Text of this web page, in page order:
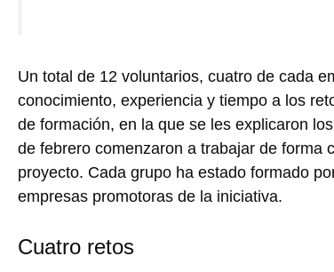
Un total de 12 voluntarios, cuatro de cada
conocimiento, experiencia y tiempo a los
de formación, en la que se les explicaron
de febrero comenzaron a trabajar de forma
proyecto. Cada grupo ha estado formado
empresas promotoras de la iniciativa.
Cuatro retos